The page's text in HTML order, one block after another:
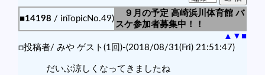
■14198 / inTopicNo.49)
９月の予定 高崎浜川体育館 バ
スケ参加者募集中！！
▲ ▼ ■
□投稿者/ みや ゲスト(1回)-(2018/08/31(Fri) 21:51:47)
だいぶ涼しくなってきましたね